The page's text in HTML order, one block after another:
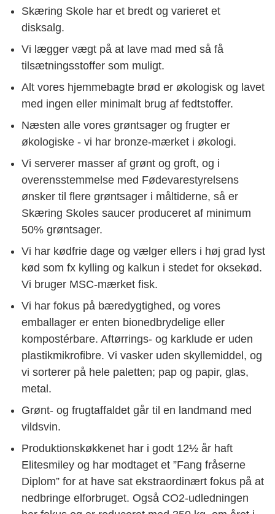
Skæring Skole har et bredt og varieret et
disksalg.
Vi lægger vægt på at lave mad med så få
tilsætningsstoffer som muligt.
Alt vores hjemmebagte brød er økologisk og lavet
med ingen eller minimalt brug af fedtstoffer.
Næsten alle vores grøntsager og frugter er
økologiske - vi har bronze-mærket i økologi.
Vi serverer masser af grønt og groft, og i
overensstemmelse med Fødevarestyrelsens
ønsker til flere grøntsager i måltiderne, så er
Skæring Skoles saucer produceret af minimum
50% grøntsager.
Vi har kødfrie dage og vælger ellers i høj grad lyst
kød som fx kylling og kalkun i stedet for oksekød.
Vi bruger MSC-mærket fisk.
Vi har fokus på bæredygtighed, og vores
emballager er enten bionedbrydelige eller
kompostérbare. Aftørrings- og karklude er uden
plastikmikrofibre. Vi vasker uden skyllemiddel, og
vi sorterer på hele paletten; pap og papir, glas,
metal.
Grønt- og frugtaffaldet går til en landmand med
vildsvin.
Produktionskøkkenet har i godt 12½ år haft
Elitesmiley og har modtaget et ”Fang fråserne
Diplom” for at have sat ekstraordinært fokus på at
nedbringe elforbruget. Også CO2-udledningen